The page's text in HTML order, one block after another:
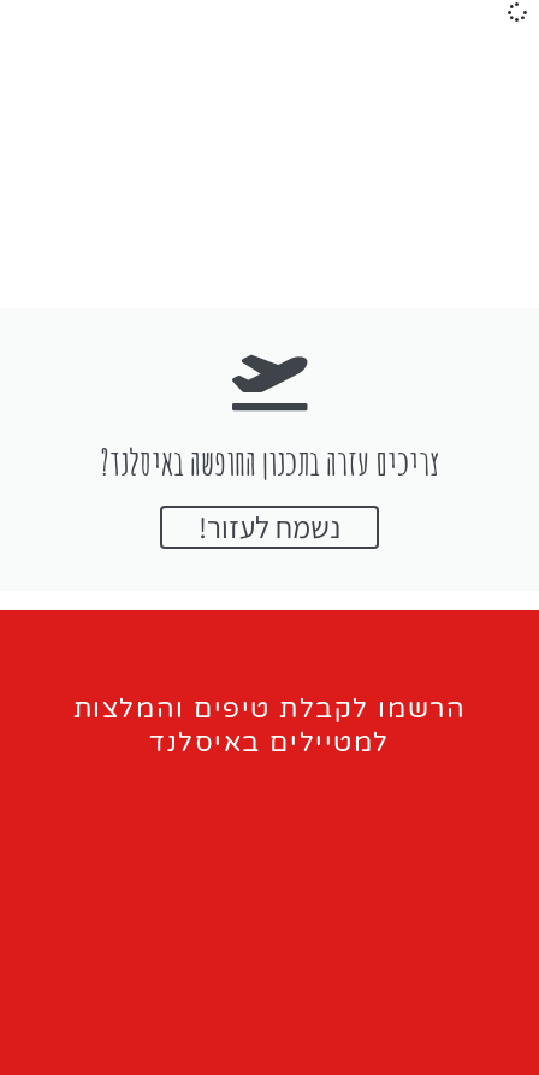
צריכים עזרה בתכנון החופשה באיסלנד?
נשמח לעזור!
הרשמו לקבלת טיפים והמלצות
למטיילים באיסלנד